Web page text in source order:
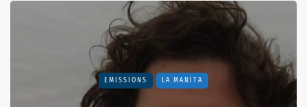
EMISSIONS LA MANITA